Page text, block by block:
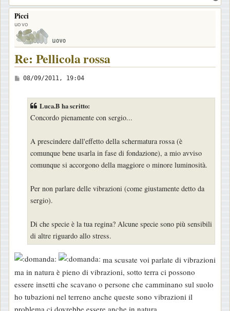
o
Picci
uovo
Re: Pellicola rossa
M
08/09/2011, 19:04
Luca.B ha scritto:
Concordo pienamente con sergio...
A prescindere dall'effetto della schermatura rossa (è
comunque bene usarla in fase di fondazione), a mio avviso
comunque si accorgono della maggiore o minore luminosità.
Per non parlare delle vibrazioni (come giustamente detto da
sergio).
Di che specie è la tua regina? Alcune specie sono più sensibili
di altre riguardo allo stress.
ma scusate voi parlate di vibrazioni
ma in natura è pieno di vibrazioni, sotto terra ci possono
essere insetti che scavano o persone che camminano sul suolo
ho tubazioni nel terreno anche queste sono vibrazioni il
problema ci dovrebbe essere anche in natura...